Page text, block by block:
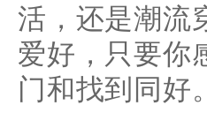
活，还是潮流
爱好，只要你
门和找到同好。